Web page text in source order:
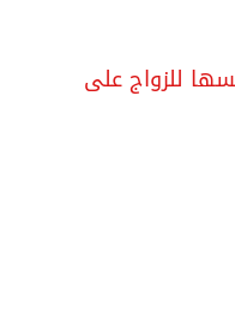
للزواج على